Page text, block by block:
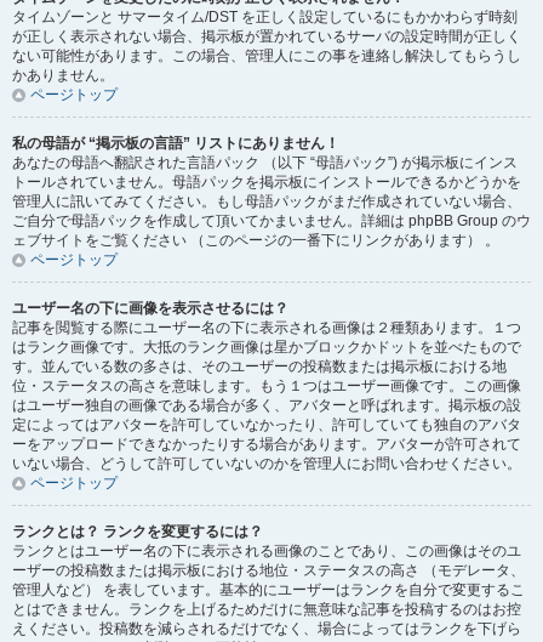
タイムゾーンと サマータイム/DST を正しく設定しているにもかかわらず時刻
が正しく表示されない場合、掲示板が置かれているサーバの設定時間が正しく
ない可能性があります。この場合、管理人にこの事を連絡し解決してもらうし
かありません。
ページトップ
私の母語が “掲示板の言語” リストにありません！
あなたの母語へ翻訳された言語パック （以下 “母語パック”) が掲示板にインス
トールされていません。母語パックを掲示板にインストールできるかどうかを
管理人に訊いてみてください。もし母語パックがまだ作成されていない場合、
ご自分で母語パックを作成して頂いてかまいません。詳細は phpBB Group のウ
ェブサイトをご覧ください （このページの一番下にリンクがあります） 。
ページトップ
ユーザー名の下に画像を表示させるには？
記事を閲覧する際にユーザー名の下に表示される画像は２種類あります。１つ
はランク画像です。大抵のランク画像は星かブロックかドットを並べたもので
す。並んでいる数の多さは、そのユーザーの投稿数または掲示板における地
位・ステータスの高さを意味します。もう１つはユーザー画像です。この画像
はユーザー独自の画像である場合が多く、アバターと呼ばれます。掲示板の設
定によってはアバターを許可していなかったり、許可していても独自のアバタ
ーをアップロードできなかったりする場合があります。アバターが許可されて
いない場合、どうして許可していないのかを管理人にお問い合わせください。
ページトップ
ランクとは？ ランクを変更するには？
ランクとはユーザー名の下に表示される画像のことであり、この画像はそのユ
ーザーの投稿数または掲示板における地位・ステータスの高さ （モデレータ、
管理人など） を表しています。基本的にユーザーはランクを自分で変更するこ
とはできません。ランクを上げるためだけに無意味な記事を投稿するのはお控
えください。投稿数を減らされるだけでなく、場合によってはランクを下げら